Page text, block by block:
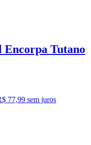
Tutano
77,99 sem juros